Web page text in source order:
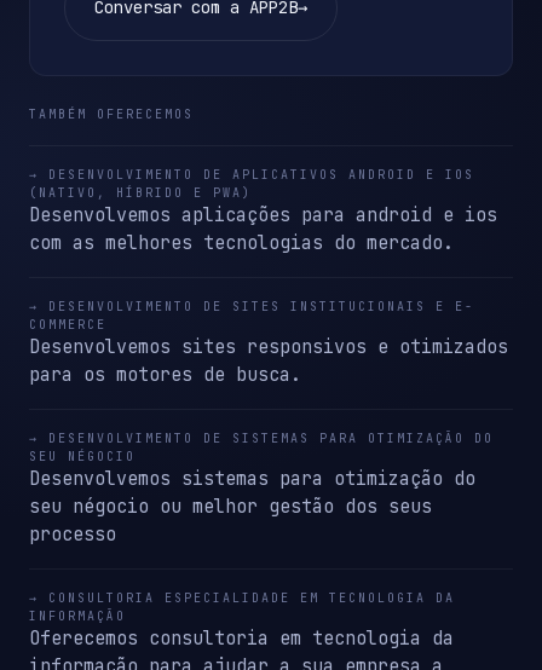
Conversar com a APP2B→
TAMBÉM OFERECEMOS
→ DESENVOLVIMENTO DE APLICATIVOS ANDROID E IOS
(NATIVO, HÍBRIDO E PWA)
Desenvolvemos aplicações para android e ios
com as melhores tecnologias do mercado.
→ DESENVOLVIMENTO DE SITES INSTITUCIONAIS E E-
COMMERCE
Desenvolvemos sites responsivos e otimizados
para os motores de busca.
→ DESENVOLVIMENTO DE SISTEMAS PARA OTIMIZAÇÃO DO
SEU NÉGOCIO
Desenvolvemos sistemas para otimização do
seu négocio ou melhor gestão dos seus
processo
→ CONSULTORIA ESPECIALIDADE EM TECNOLOGIA DA
INFORMAÇÃO
Oferecemos consultoria em tecnologia da